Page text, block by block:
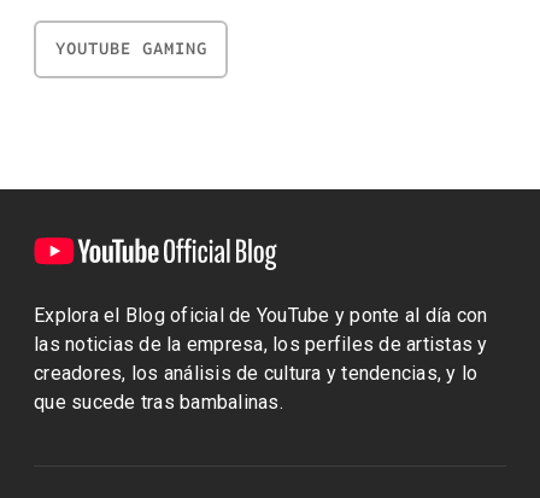
YOUTUBE GAMING
Explora el Blog oficial de YouTube y ponte al día con
las noticias de la empresa, los perfiles de artistas y
creadores, los análisis de cultura y tendencias, y lo
que sucede tras bambalinas.